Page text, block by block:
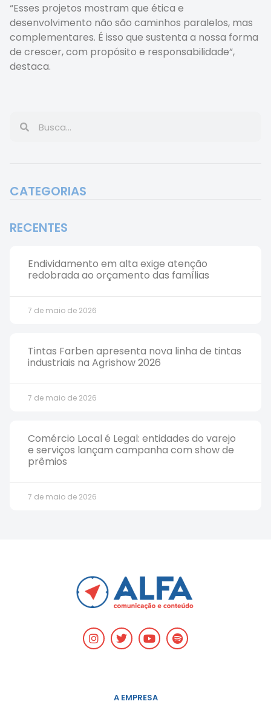
“Esses projetos mostram que ética e
desenvolvimento não são caminhos paralelos, mas
complementares. É isso que sustenta a nossa forma
de crescer, com propósito e responsabilidade”,
destaca.
CATEGORIAS
RECENTES
Endividamento em alta exige atenção
redobrada ao orçamento das famílias
7 de maio de 2026
Tintas Farben apresenta nova linha de tintas
industriais na Agrishow 2026
7 de maio de 2026
Comércio Local é Legal: entidades do varejo
e serviços lançam campanha com show de
prêmios
7 de maio de 2026
A EMPRESA